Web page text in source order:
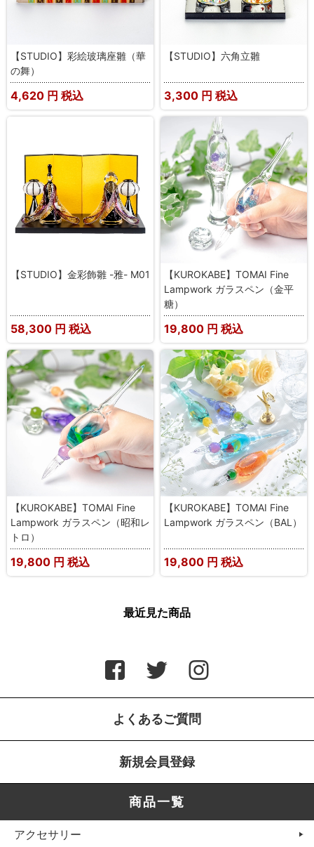
【STUDIO】彩絵玻璃座雛（華
の舞）
4,620 円 税込
【STUDIO】六角立雛
3,300 円 税込
【STUDIO】金彩飾雛 -雅- M01
58,300 円 税込
【KUROKABE】TOMAI Fine
Lampwork ガラスペン（金平
糖）
19,800 円 税込
【KUROKABE】TOMAI Fine
Lampwork ガラスペン（昭和レ
トロ）
19,800 円 税込
【KUROKABE】TOMAI Fine
Lampwork ガラスペン（BAL）
19,800 円 税込
最近見た商品
よくあるご質問
新規会員登録
商品一覧
アクセサリー